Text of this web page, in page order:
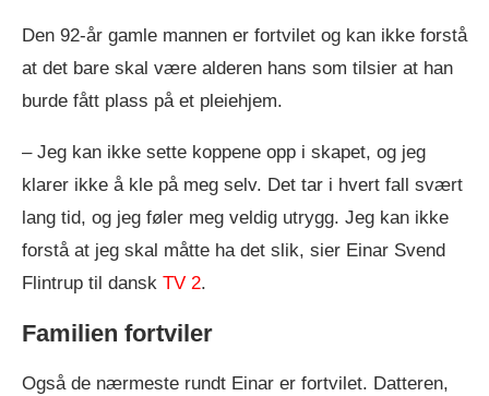
Den 92-år gamle mannen er fortvilet og kan ikke forstå
at det bare skal være alderen hans som tilsier at han
burde fått plass på et pleiehjem.
– Jeg kan ikke sette koppene opp i skapet, og jeg
klarer ikke å kle på meg selv. Det tar i hvert fall svært
lang tid, og jeg føler meg veldig utrygg. Jeg kan ikke
forstå at jeg skal måtte ha det slik, sier Einar Svend
Flintrup til dansk TV 2.
Familien fortviler
Også de nærmeste rundt Einar er fortvilet. Datteren,